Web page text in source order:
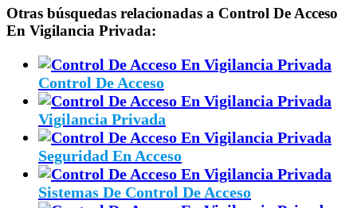
Otras búsquedas relacionadas a Control De Acceso
En Vigilancia Privada:
Control De Acceso
Vigilancia Privada
Seguridad En Acceso
Sistemas De Control De Acceso